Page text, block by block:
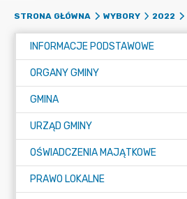
STRONA GŁÓWNA WYBORY 2022
INFORMACJE PODSTAWOWE
ORGANY GMINY
GMINA
URZĄD GMINY
OŚWIADCZENIA MAJĄTKOWE
PRAWO LOKALNE